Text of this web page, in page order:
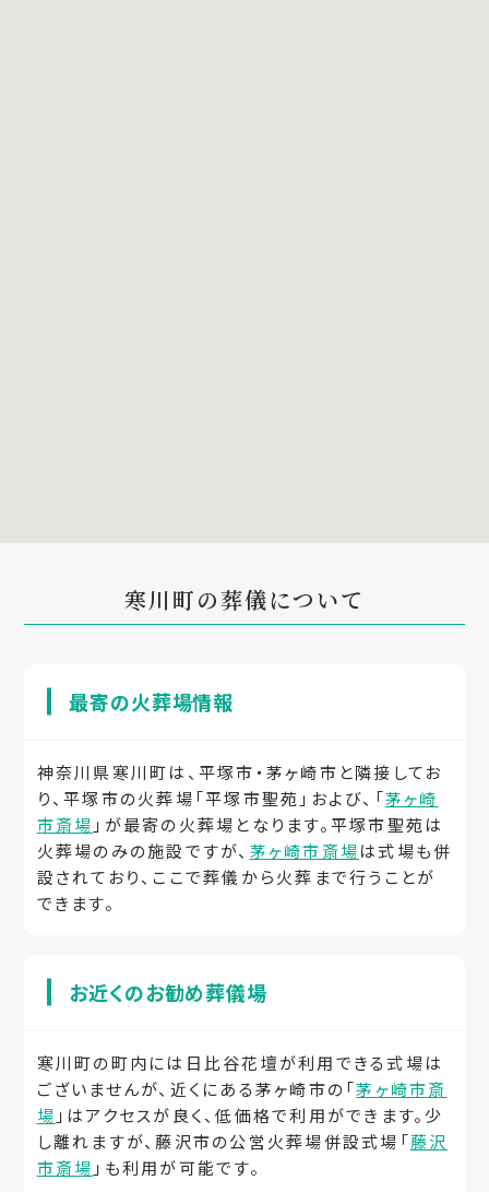
寒川町の葬儀について
最寄の火葬場情報
神奈川県寒川町は、平塚市・茅ヶ崎市と隣接してお
り、平塚市の火葬場「平塚市聖苑」および、「茅ヶ崎
市斎場 」が最寄の火葬場となります。平塚市聖苑は
火葬場のみの施設ですが、 茅ヶ崎市斎場は式場も併
設されており、ここで葬儀から火葬まで行うことが
できます。
お近くのお勧め葬儀場
寒川町の町内には日比谷花壇が利用できる式場は
ございませんが、近くにある茅ヶ崎市の「茅ヶ崎市斎
場 」はアクセスが良く、低価格で利用ができます。少
し離れますが、藤沢市の公営火葬場併設式場「藤沢
市斎場 」も利用が可能です。